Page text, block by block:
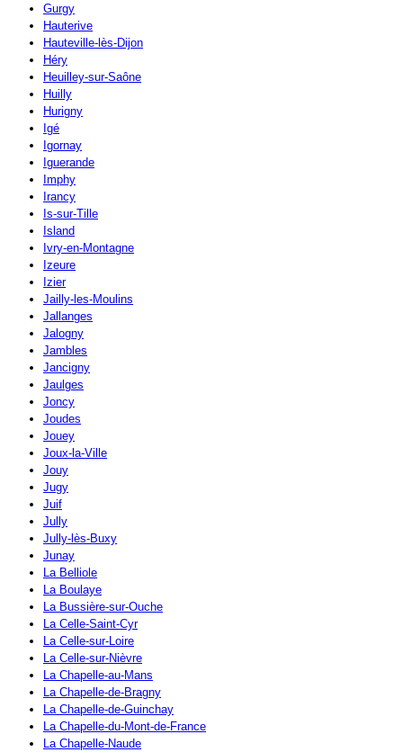
Gurgy
Hauterive
Hauteville-lès-Dijon
Héry
Heuilley-sur-Saône
Huilly
Hurigny
Igé
Igornay
Iguerande
Imphy
Irancy
Is-sur-Tille
Island
Ivry-en-Montagne
Izeure
Izier
Jailly-les-Moulins
Jallanges
Jalogny
Jambles
Jancigny
Jaulges
Joncy
Joudes
Jouey
Joux-la-Ville
Jouy
Jugy
Juif
Jully
Jully-lès-Buxy
Junay
La Belliole
La Boulaye
La Bussière-sur-Ouche
La Celle-Saint-Cyr
La Celle-sur-Loire
La Celle-sur-Nièvre
La Chapelle-au-Mans
La Chapelle-de-Bragny
La Chapelle-de-Guinchay
La Chapelle-du-Mont-de-France
La Chapelle-Naude